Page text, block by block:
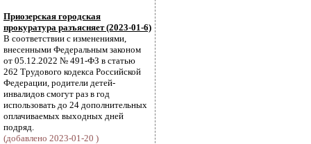
Приозерская городская
прокуратура разъясняет (2023-01-6)
В соответствии с изменениями,
внесенными Федеральным законом
от 05.12.2022 № 491-ФЗ в статью
262 Трудового кодекса Российской
Федерации, родители детей-
инвалидов смогут раз в год
использовать до 24 дополнительных
оплачиваемых выходных дней
подряд.
(добавлено 2023-01-20 )